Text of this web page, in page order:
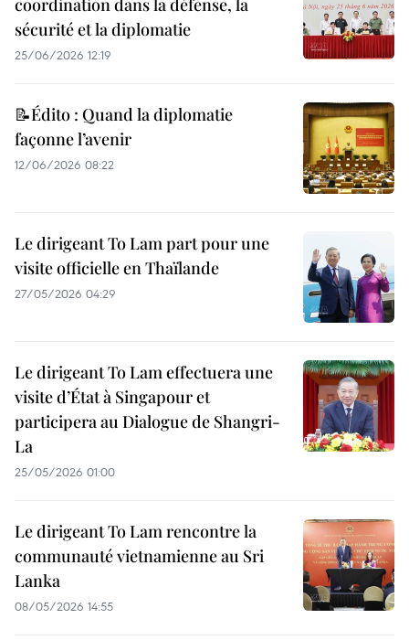
coordination dans la défense, la
sécurité et la diplomatie
25/06/2026 12:19
📝Édito : Quand la diplomatie
façonne l’avenir
12/06/2026 08:22
Le dirigeant To Lam part pour une
visite officielle en Thaïlande
27/05/2026 04:29
Le dirigeant To Lam effectuera une
visite d’État à Singapour et
participera au Dialogue de Shangri-
La
25/05/2026 01:00
Le dirigeant To Lam rencontre la
communauté vietnamienne au Sri
Lanka
08/05/2026 14:55